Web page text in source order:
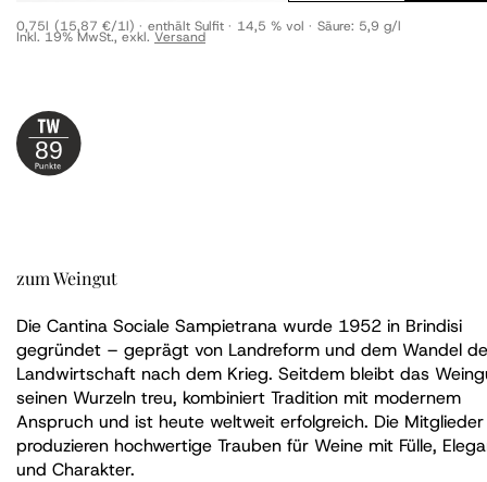
Inkl. 19% MwSt., exkl. Versand
0,75l (15,87 €/1l) enthält Sulfit 14,5 % vol Säure: 5,9 g/l
89
zum Weingut
Die Cantina Sociale Sampietrana wurde 1952 in Brindisi
gegründet – geprägt von Landreform und dem Wandel
Landwirtschaft nach dem Krieg. Seitdem bleibt das
seinen Wurzeln treu, kombiniert Tradition mit modernem
Anspruch und ist heute weltweit erfolgreich. Die Mitglieder
produzieren hochwertige Trauben für Weine mit Fülle,
und Charakter.